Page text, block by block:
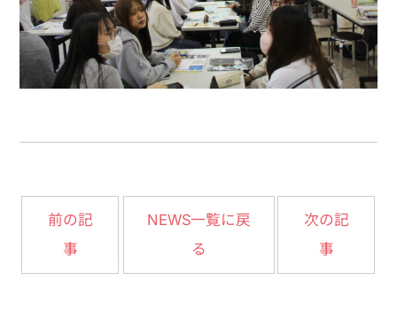
前の記
事
NEWS一覧に戻
る
次の記
事